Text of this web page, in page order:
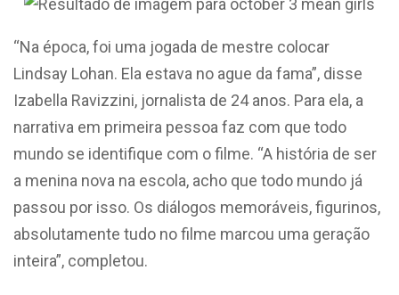
“Na época, foi uma jogada de mestre colocar
Lindsay Lohan. Ela estava no ague da fama”, disse
Izabella Ravizzini, jornalista de 24 anos. Para ela, a
narrativa em primeira pessoa faz com que todo
mundo se identifique com o filme. “A história de ser
a menina nova na escola, acho que todo mundo já
passou por isso. Os diálogos memoráveis, figurinos,
absolutamente tudo no filme marcou uma geração
inteira”, completou.